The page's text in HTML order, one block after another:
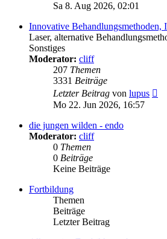
Sa 8. Aug 2026, 02:01
Innovative Behandlungsmethoden,
Laser, alternative
Sonstiges
Moderator: cliff
207 Themen
3331 Beiträge
Letzter Beitrag von lupus
Mo 22. Jun 2026, 16:57
die jungen wilden - endo
Moderator: cliff
0 Themen
0 Beiträge
Keine Beiträge
Fortbildung
Themen
Beiträge
Letzter Beitrag